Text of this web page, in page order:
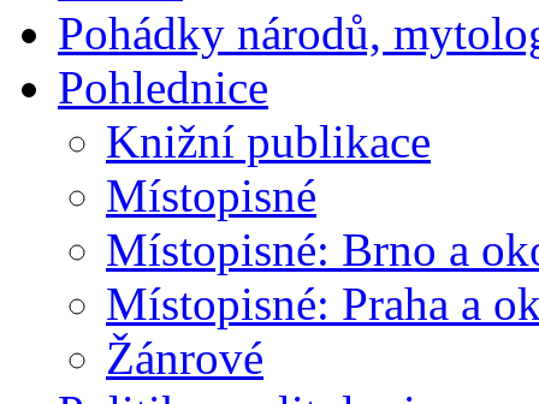
Pohádky národů,
Pohlednice
Knižní publikace
Místopisné
Místopisné: Brno a
Místopisné: Praha a
Žánrové